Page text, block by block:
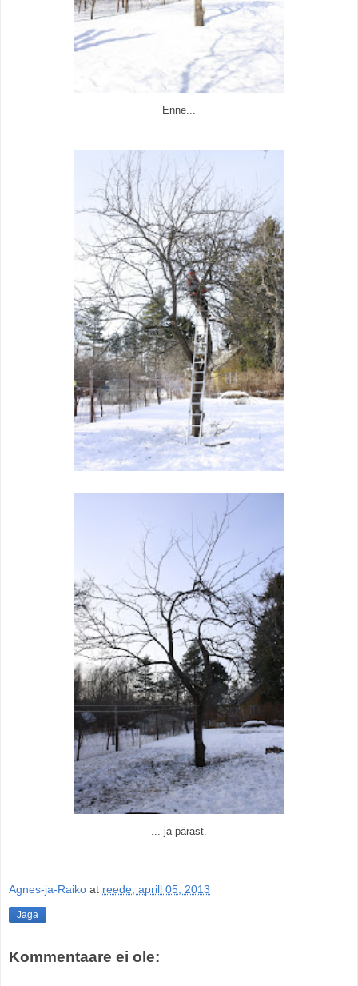
Enne...
... ja pärast.
Agnes-ja-Raiko at reede, aprill 05, 2013
Jaga
Kommentaare ei ole: